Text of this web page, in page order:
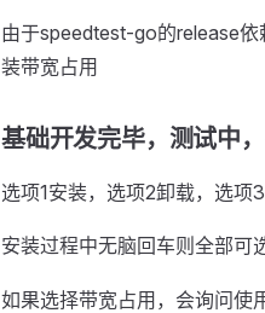
由于speedtest-go的release
装带宽占用
基础开发完毕，测试中
选项1安装，选项2卸载，选
安装过程中无脑回车则全部可
如果选择带宽占用，会询问